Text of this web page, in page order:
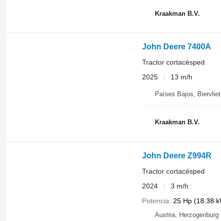
Kraakman B.V.
John Deere 7400A
Tractor cortacésped
2025
13 m/h
Países Bajos, Biervliet
Kraakman B.V.
John Deere Z994R
Tractor cortacésped
2024
3 m/h
Potencia
25 Hp (18.38
Austria, Herzogenburg